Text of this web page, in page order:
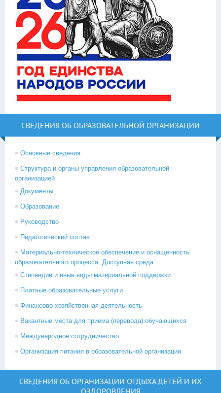
СВЕДЕНИЯ ОБ ОБРАЗОВАТЕЛЬНОЙ ОРГАНИЗАЦИИ
Основные сведения
Структура и органы управления образовательной
организацией
Документы
Образование
Руководство
Педагогический состав
Материально-техническое обеспечение и оснащенность
образовательного процесса. Доступная среда
Стипендии и иные виды материальной поддержки
Платные образовательные услуги
Финансово-хозяйственная деятельность
Вакантные места для приема (перевода) обучающихся
Международное сотрудничество
Организация питания в образовательной организации
СВЕДЕНИЯ ОБ ОРГАНИЗАЦИИ ОТДЫХА ДЕТЕЙ И ИХ
ОЗДОРОВЛЕНИЯ